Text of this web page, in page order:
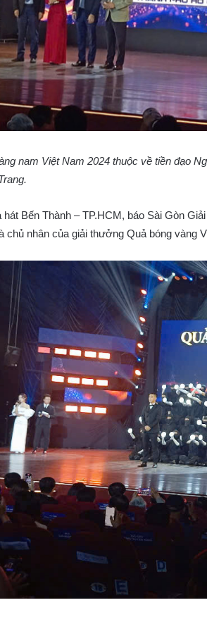
nam Việt Nam 2024 thuộc về tiền đạo
hát Bến Thành – TP.HCM, báo Sài Gòn
chủ nhân của giải thưởng Quả bóng vàng